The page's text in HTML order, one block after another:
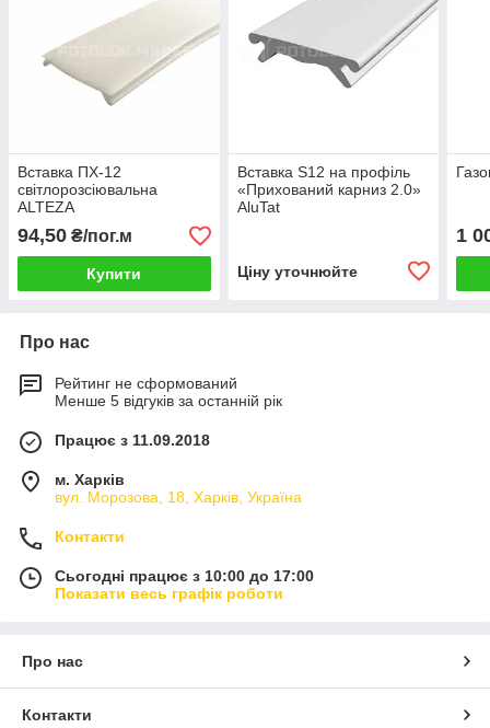
Вставка ПХ-12
світлорозсіювальна
ALTEZA
94,50 ₴/пог.м
Купити
Вставка S12 на профіль
«Прихований карниз 2.0»
AluTat
Ціну уточнюйте
1
Про нас
Рейтинг не сформований
Менше 5 відгуків за останній рік
Працює з 11.09.2018
м. Харків
вул. Морозова, 18, Харків, Україна
Контакти
Сьогодні працює з 10:00 до 17:00
Показати весь графік роботи
Про нас
Контакти